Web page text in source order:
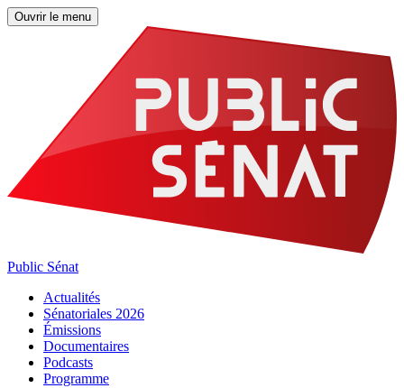
Ouvrir le menu
Public Sénat
Actualités
Sénatoriales 2026
Émissions
Documentaires
Podcasts
Programme